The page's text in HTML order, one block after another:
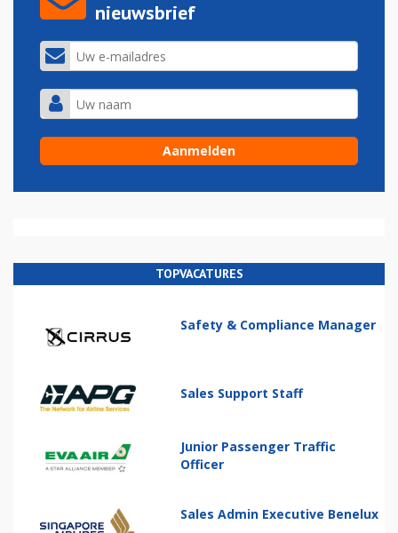
nieuwsbrief
TOPVACATURES
Safety & Compliance Manager
Sales Support Staff
Junior Passenger Traffic
Officer
Sales Admin Executive Benelux